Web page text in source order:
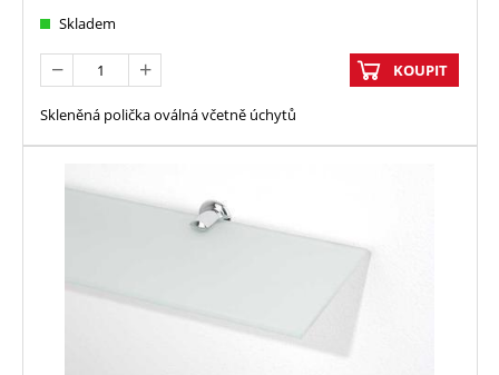
Skladem
KOUPIT
Skleněná polička oválná včetně úchytů